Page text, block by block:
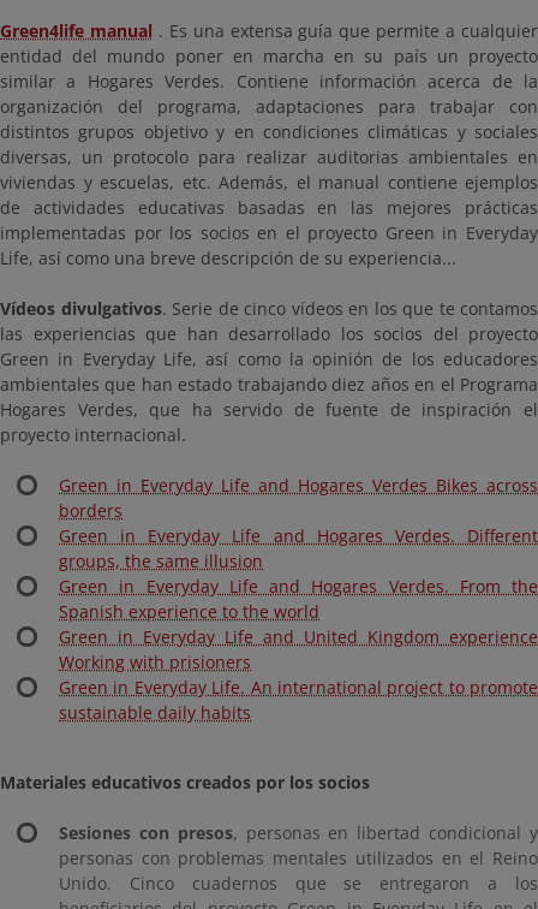
Green4life manual . Es una extensa guía que permite a cualquier
entidad del mundo poner en marcha en su país un proyecto
similar a Hogares Verdes. Contiene información acerca de la
organización del programa, adaptaciones para trabajar con
distintos grupos objetivo y en condiciones climáticas y sociales
diversas, un protocolo para realizar auditorias ambientales en
viviendas y escuelas, etc. Además, el manual contiene ejemplos
de actividades educativas basadas en las mejores prácticas
implementadas por los socios en el proyecto Green in Everyday
Life, así como una breve descripción de su experiencia...
Vídeos divulgativos. Serie de cinco vídeos en los que te contamos
las experiencias que han desarrollado los socios del proyecto
Green in Everyday Life, así como la opinión de los educadores
ambientales que han estado trabajando diez años en el Programa
Hogares Verdes, que ha servido de fuente de inspiración el
proyecto internacional.
Green in Everyday Life and Hogares Verdes Bikes across
borders
Green in Everyday Life and Hogares Verdes. Different
groups, the same illusion
Green in Everyday Life and Hogares Verdes. From the
Spanish experience to the world
Green in Everyday Life and United Kingdom experience
Working with prisioners
Green in Everyday Life. An international project to promote
sustainable daily habits
Materiales educativos creados por los socios
Sesiones con presos, personas en libertad condicional y
personas con problemas mentales utilizados en el Reino
Unido. Cinco cuadernos que se entregaron a los